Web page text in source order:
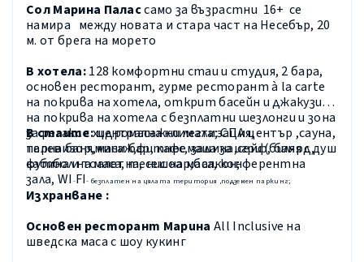
Сол Марина Палассамо за възрастни 16+ се
намира между новата и стара част на Несебър, 20
м. от брега на морето
В хотела:128 комфортни стаи и студия, 2 бара,
основен ресторант, гурме ресторант à la carte
на покрива на хотела,открит басейн и джакузи
на покрива на хотела с безплатни шезлонги и зона
за релакс с хидромасажни легла;СПА център ,сауна,
парна баня,масаж,фитнес, зала за игри (билярд,
футбол на маса, тенис на маса, конферентна
зала, WI-FI- безплатен на цялата територия ,подземен паркинг;
Встаите:централна климатизация,
телевизор,мини бар,кафемашина,сейф, баня с душ
кабина и тоалетна, сешоар,балкон;
Изхранване :
Основен ресторант Марина All Inclusive на
шведска маса с шоу кукинг